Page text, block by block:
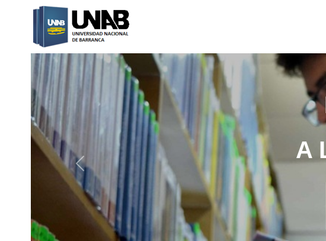
Catalogo Web UNAB
A
Previous